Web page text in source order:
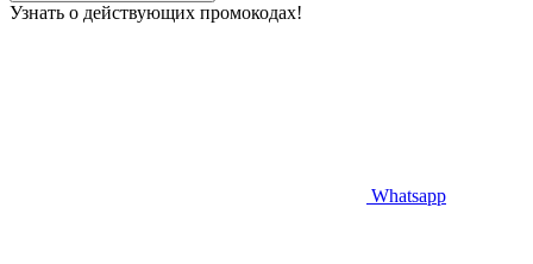
Узнать о действующих промокодах!
Whatsapp